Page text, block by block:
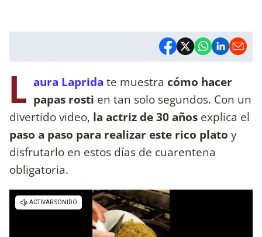
L aura Laprida te muestra cómo hacer
papas rosti en tan solo segundos. Con un
divertido video, la actriz de 30 años explica el
paso a paso para realizar este rico plato y
disfrutarlo en estos días de cuarentena
obligatoria.